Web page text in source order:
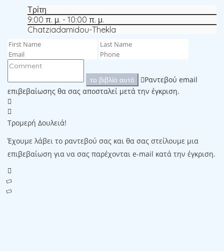
Τρίτη
9:00 π. μ. - 10:00 π. μ.
Chatziadamidou-Thekla
το βιβλίο αυτό
Ραντεβού email
επιβεβαίωσης θα σας αποσταλεί μετά την έγκριση.
Τρομερή Δουλειά!
Έχουμε λάβει το ραντεβού σας και θα σας στείλουμε μια
επιβεβαίωση για να σας παρέχονται e-mail κατά την έγκριση.